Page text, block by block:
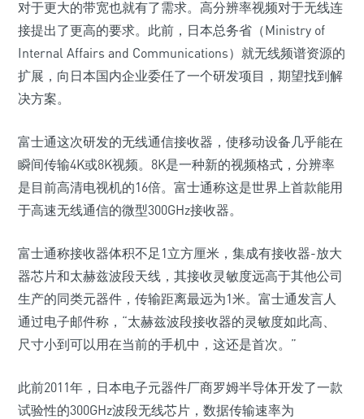
对于更大的带宽也就有了需求。高分辨率视频对于无线连
接提出了更高的要求。此前，日本总务省（Ministry of
Internal Affairs and Communications）就无线频谱资源的
扩展，向日本国内企业委任了一个研发项目，期望找到解
决方案。
富士通这次研发的无线通信接收器，使移动设备几乎能在
瞬间传输4K或8K视频。8K是一种新的视频格式，分辨率
是目前高清电视机的16倍。富士通称这是世界上首款能用
于高速无线通信的微型300GHz接收器。
富士通称接收器体积不足1立方厘米，集成有接收器-放大
器芯片和太赫兹波段天线，其接收灵敏度远高于其他公司
生产的同类元器件，传输距离最远为1米。富士通发言人
通过电子邮件称，“太赫兹波段接收器的灵敏度如此高、
尺寸小到可以用在当前的手机中，这还是首次。”
此前2011年，日本电子元器件厂商罗姆半导体开发了一款
试验性的300GHz波段无线芯片，数据传输速率为